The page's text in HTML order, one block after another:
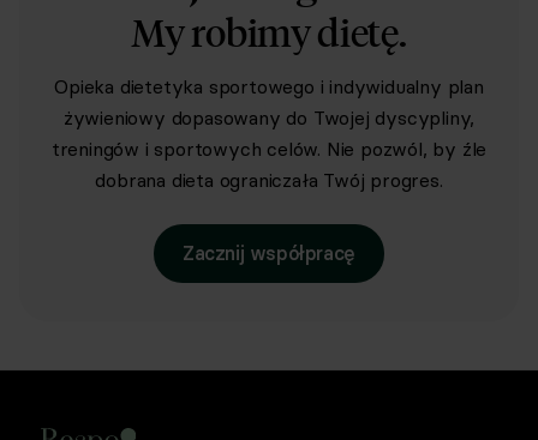
My robimy dietę.
Opieka dietetyka sportowego i indywidualny plan
żywieniowy dopasowany do Twojej dyscypliny,
treningów i sportowych celów. Nie pozwól, by źle
dobrana dieta ograniczała Twój progres.
Zacznij współpracę